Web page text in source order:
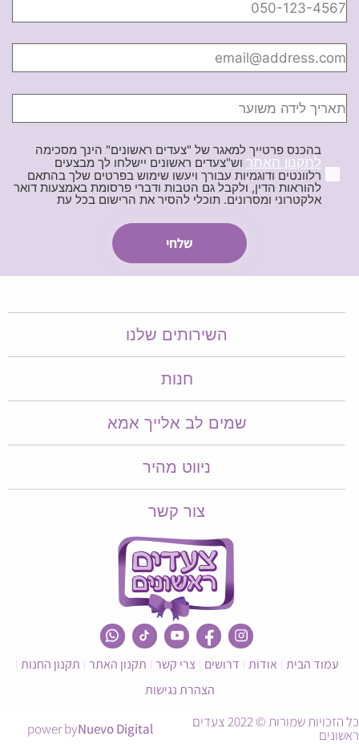
בהכנס פרטייך למאגר של "צעדים ראשונים" הינך מסכימה
לתקנון האתר וש"צעדים ראשונים יישלחו לך מבצעים
רלוונטים ודוגמיות עבורך ויעשו שימוש בפרטים שלך בהתאם
להוראות הדין, ולקבל גם הטבות ודברי פרסומת באמצעות דואר
אלקטרוני ומסרונים. תוכלי להסיר את הרישום בכל עת
השירותים שלנו
חנות
שמים לב אלייך אמא​​
ניווט מהיר
צור קשר
עמוד הבית אודות דרושים צרי קשר תקנון האתר תקנון החנות
הצהרת נגישות
כל הזכויות שמורות © 2022 צעדים
ראשונים power byNuevo Digital